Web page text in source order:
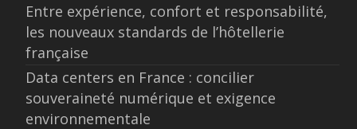
Entre expérience, confort et responsabilité,
les nouveaux standards de l’hôtellerie
française
Data centers en France : concilier
souveraineté numérique et exigence
environnementale